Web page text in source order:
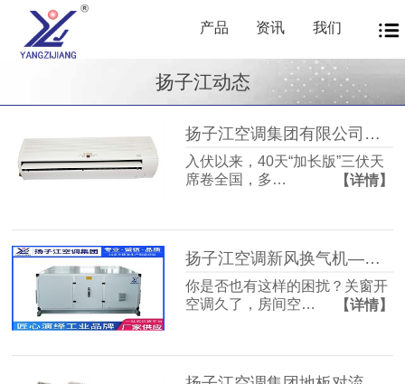
产品 资讯 我们
扬子江动态
扬子江空调集团有限公司商用暖通源头厂家，40年匠心护航从容度伏
入伏以来，40天“加长版”三伏天
席卷全国，多…
【详情】
扬子江空调新风换气机——告别室内空气闷浊，畅享洁净富氧新生活
你是否也有这样的困扰？关窗开
空调久了，房间空…
【详情】